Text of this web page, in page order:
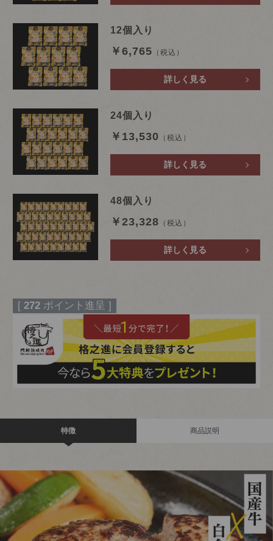
12個入り
￥6,765 （税込）
詳しく見る
24個入り
￥13,530 （税込）
詳しく見る
48個入り
￥23,328 （税込）
詳しく見る
[ 272 ポイント進呈 ]
特徴 商品説明